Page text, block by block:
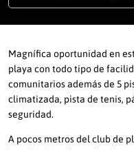
Magnífica oportunidad en
playa con todo tipo de
comunitarios además de 5
climatizada, pista de tenis,
seguridad.
A pocos metros del club de